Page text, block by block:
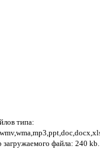
типа:
файла: 240 kb.